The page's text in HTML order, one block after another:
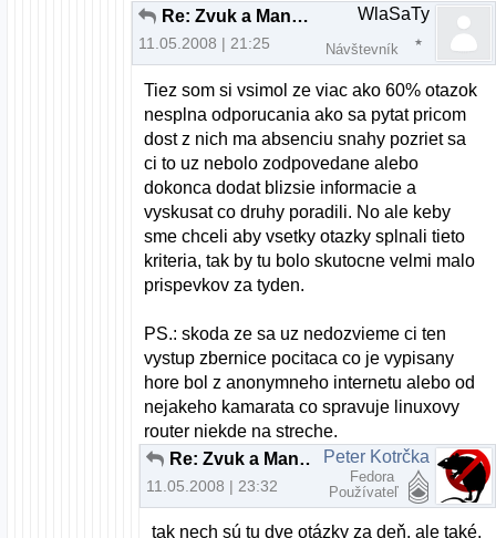
Re: Zvuk a Mandriva 2008.0 pomoc
11.05.2008 | 21:25
WlaSaTy
Návštevník
Tiez som si vsimol ze viac ako 60% otazok
nesplna odporucania ako sa pytat pricom
dost z nich ma absenciu snahy pozriet sa
ci to uz nebolo zodpovedane alebo
dokonca dodat blizsie informacie a
vyskusat co druhy poradili. No ale keby
sme chceli aby vsetky otazky splnali tieto
kriteria, tak by tu bolo skutocne velmi malo
prispevkov za tyden.
PS.: skoda ze sa uz nedozvieme ci ten
vystup zbernice pocitaca co je vypisany
hore bol z anonymneho internetu alebo od
nejakeho kamarata co spravuje linuxovy
router niekde na streche.
Re: Zvuk a Mandriva 2008.0 pomoc
11.05.2008 | 23:32
Peter Kotrčka
Fedora
Používateľ
tak nech sú tu dve otázky za deň. ale také,